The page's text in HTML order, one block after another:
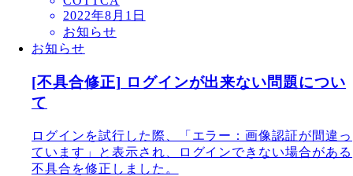
2022年8月1日
お知らせ
お知らせ
[不具合修正] ログインが出来ない問題につい
て
ログインを試行した際、「エラー：画像認証が間違っ
ています」と表示され、ログインできない場合がある
不具合を修正しました。